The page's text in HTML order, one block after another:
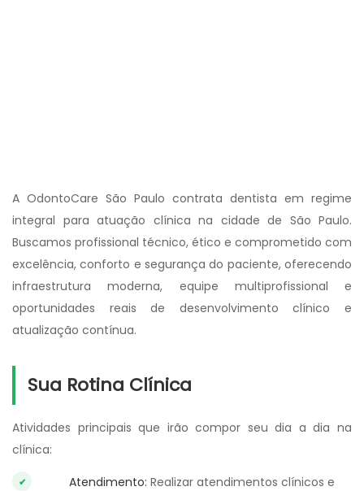
A OdontoCare São Paulo contrata dentista em regime
integral para atuação clínica na cidade de São Paulo.
Buscamos profissional técnico, ético e comprometido com
excelência, conforto e segurança do paciente, oferecendo
infraestrutura moderna, equipe multiprofissional e
oportunidades reais de desenvolvimento clínico e
atualização contínua.
Sua Rotina Clínica
Atividades principais que irão compor seu dia a dia na
clínica:
Atendimento: Realizar atendimentos clínicos e